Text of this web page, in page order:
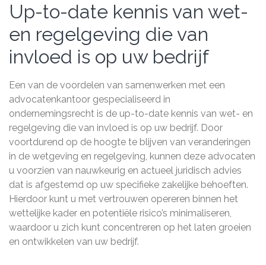
Up-to-date kennis van wet-
en regelgeving die van
invloed is op uw bedrijf
Een van de voordelen van samenwerken met een
advocatenkantoor gespecialiseerd in
ondernemingsrecht is de up-to-date kennis van wet- en
regelgeving die van invloed is op uw bedrijf. Door
voortdurend op de hoogte te blijven van veranderingen
in de wetgeving en regelgeving, kunnen deze advocaten
u voorzien van nauwkeurig en actueel juridisch advies
dat is afgestemd op uw specifieke zakelijke behoeften.
Hierdoor kunt u met vertrouwen opereren binnen het
wettelijke kader en potentiële risico’s minimaliseren,
waardoor u zich kunt concentreren op het laten groeien
en ontwikkelen van uw bedrijf.